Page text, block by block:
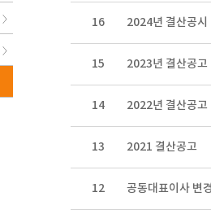
16 2024년 결산공시
15 2023년 결산공고
14 2022년 결산공고
13 2021 결산공고
12 공동대표이사 변